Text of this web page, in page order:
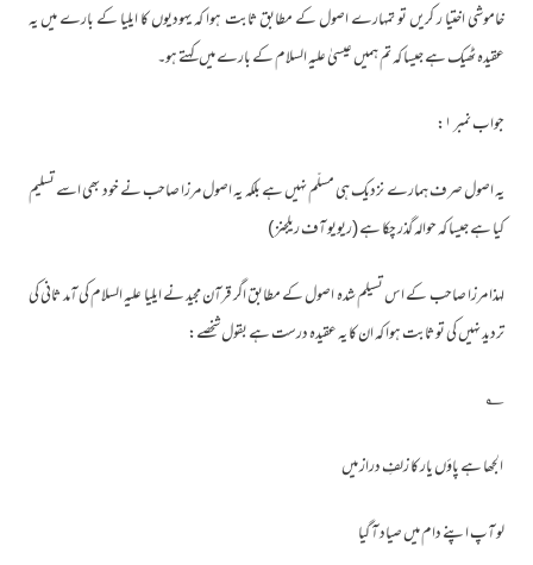
خاموشی اختیا ر کریں تو تمہارے اصول کے مطابق ثابت ہوا کہ یہودیوں کا ایلیا کے بارے میں یہ
عقیدہ ٹھیک ہے جیسا کہ تم ہمیں عیسیٰ علیہ السلام کے بارے میں کہتے ہو۔
جواب نمبر ۱:
یہ اصول صرف ہمارے نزدیک ہی مسلّم نہیں ہے بلکہ یہ اصول مرزا صاحب نے خود بھی اسے تسلیم
کیا ہے جیسا کہ حوالہ گذر چکا ہے (ریویو آف ریلجنز )
لہذا مرزا صاحب کے اس تسیلم شدہ اصول کے مطابق اگر قرآن مجید نے ایلیا علیہ السلام کی آمد ثانی کی
تردید نہیں کی تو ثابت ہوا کہ ان کا یہ عقیدہ درست ہے بقول شخصے:
؂
الجھا ہے پاؤں یار کا زلفِ دراز میں
لو آپ اپنے دام میں صیاد آ گیا